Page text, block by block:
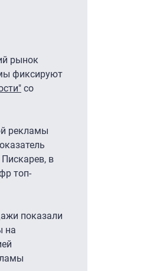
рынок
фиксируют
со
рекламы
в
топ-
показали
на